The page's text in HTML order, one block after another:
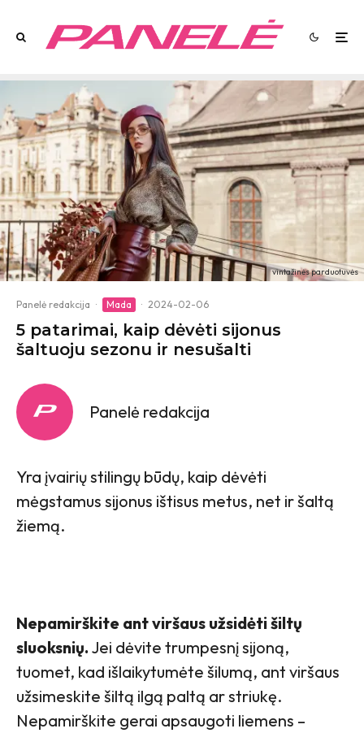
vintažinės parduotuvės
Panelė redakcija · Mada · 2024-02-06
5 patarimai, kaip dėvėti sijonus
šaltuoju sezonu ir nesušalti
Panelė redakcija
Yra įvairių stilingų būdų, kaip dėvėti
mėgstamus sijonus ištisus metus, net ir šaltą
žiemą.
Nepamirškite ant viršaus užsidėti šiltų
sluoksnių. Jei dėvite trumpesnį sijoną,
tuomet, kad išlaikytumėte šilumą, ant viršaus
užsimeskite šiltą ilgą paltą ar striukę.
Nepamirškite gerai apsaugoti liemens –